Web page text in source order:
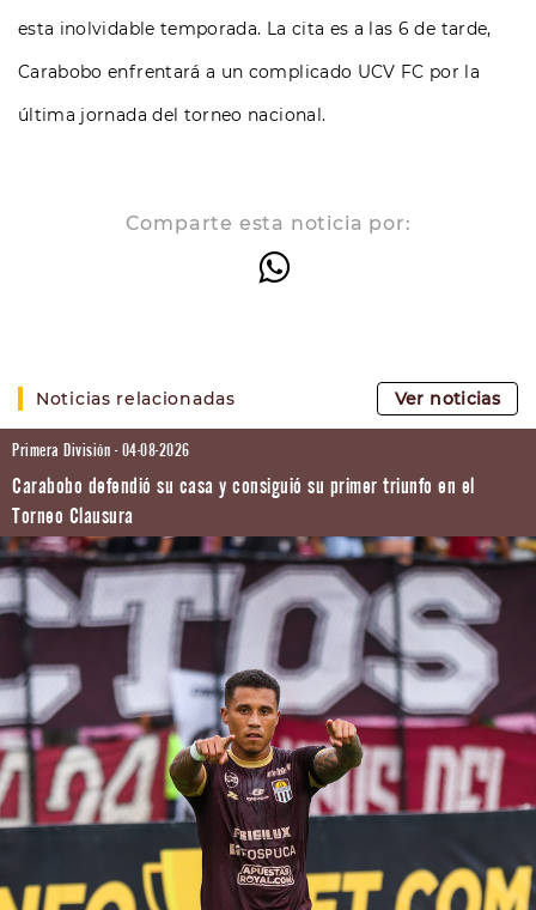
esta inolvidable temporada. La cita es a las 6 de tarde,
Carabobo enfrentará a un complicado UCV FC por la
última jornada del torneo nacional.
Comparte esta noticia por:
Noticias relacionadas Ver noticias
Primera División - 04-08-2026
Carabobo defendió su casa y consiguió su primer triunfo en el
Torneo Clausura